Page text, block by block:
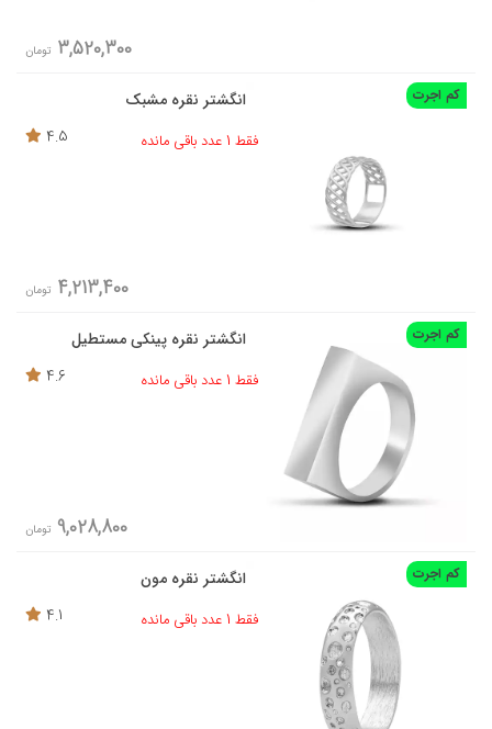
3,520,300 تومان
کم اجرت
انگشتر نقره مشبک
فقط 1 عدد باقی مانده
4.5
4,213,400 تومان
کم اجرت
انگشتر نقره پینکی مستطیل
فقط 1 عدد باقی مانده
4.6
9,028,800 تومان
کم اجرت
انگشتر نقره مون
فقط 1 عدد باقی مانده
4.1